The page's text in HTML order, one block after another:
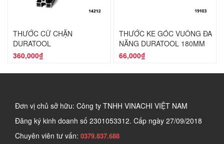
THƯỚC CỮ CHẶN
DURATOOL
360,000₫
THƯỚC KE GÓC VUÔNG ĐA
NĂNG DURATOOL 180MM
66,000₫
Đơn vị chủ sở hữu: Công ty TNHH VINACHI VIỆT NAM
Đăng ký kinh doanh số 2301053312. Cấp ngày 27/09/2018
Chuyên viên tư vấn: 0379.837.688